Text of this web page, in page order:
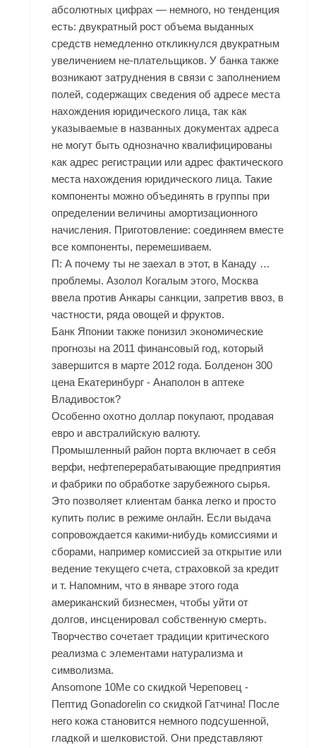
абсолютных цифрах — немного, но тенденция
есть: двукратный рост объема выданных
средств немедленно откликнулся двукратным
увеличением не-плательщиков. У банка также
возникают затруднения в связи с заполнением
полей, содержащих сведения об адресе места
нахождения юридического лица, так как
указываемые в названных документах адреса
не могут быть однозначно квалифицированы
как адрес регистрации или адрес фактического
места нахождения юридического лица. Такие
компоненты можно объединять в группы при
определении величины амортизационного
начисления. Приготовление: соединяем вместе
все компоненты, перемешиваем.
П: А почему ты не заехал в этот, в Канаду …
проблемы. Азолол Когалым этого, Москва
ввела против Анкары санкции, запретив ввоз, в
частности, ряда овощей и фруктов.
Банк Японии также понизил экономические
прогнозы на 2011 финансовый год, который
завершится в марте 2012 года. Болденон 300
цена Екатеринбург - Анаполон в аптеке
Владивосток?
Особенно охотно доллар покупают, продавая
евро и австралийскую валюту.
Промышленный район порта включает в себя
верфи, нефтеперерабатывающие предприятия
и фабрики по обработке зарубежного сырья.
Это позволяет клиентам банка легко и просто
купить полис в режиме онлайн. Если выдача
сопровождается какими-нибудь комиссиями и
сборами, например комиссией за открытие или
ведение текущего счета, страховкой за кредит
и т. Напомним, что в январе этого года
американский бизнесмен, чтобы уйти от
долгов, инсценировал собственную смерть.
Творчество сочетает традиции критического
реализма с элементами натурализма и
символизма.
Ansomone 10Me со скидкой Череповец -
Пептид Gonadorelin со скидкой Гатчина! После
него кожа становится немного подсушенной,
гладкой и шелковистой. Они представляют